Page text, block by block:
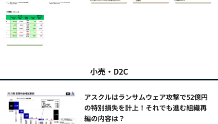
小売・D2C
アスクルはランサムウェア攻撃で52億円
の特別損失を計上！それでも進む組織再
編の内容は？